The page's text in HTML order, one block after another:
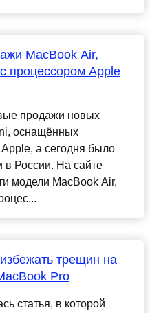
MacBook Air,
процессором Apple
продажи новых
оснащённых
а сегодня было
в России. На сайте
модели MacBook Air,
трещин на
Pro
статья, в которой